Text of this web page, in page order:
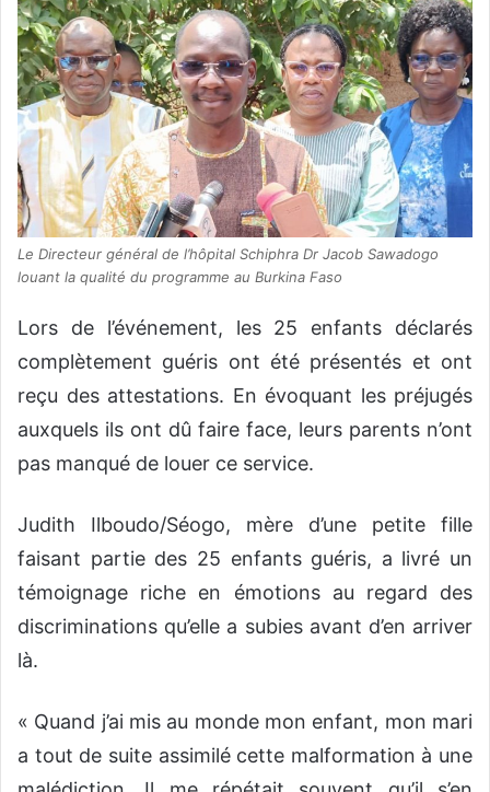
Le Directeur général de l’hôpital Schiphra Dr Jacob Sawadogo
louant la qualité du programme au Burkina Faso
Lors de l’événement, les 25 enfants déclarés
complètement guéris ont été présentés et ont
reçu des attestations. En évoquant les préjugés
auxquels ils ont dû faire face, leurs parents n’ont
pas manqué de louer ce service.
Judith Ilboudo/Séogo, mère d’une petite fille
faisant partie des 25 enfants guéris, a livré un
témoignage riche en émotions au regard des
discriminations qu’elle a subies avant d’en arriver
là.
« Quand j’ai mis au monde mon enfant, mon mari
a tout de suite assimilé cette malformation à une